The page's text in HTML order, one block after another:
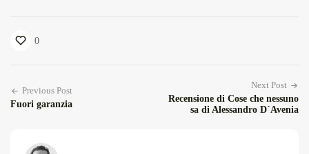
0
Previous Post
Fuori garanzia
Next Post
Recensione di Cose che nessuno
sa di Alessandro D´Avenia